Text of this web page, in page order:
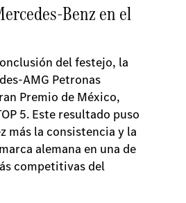
Benz en el
del festejo, la
AMG Petronas
Premio de México,
5. Este resultado puso
más la consistencia y la
alemana en una de
competitivas del